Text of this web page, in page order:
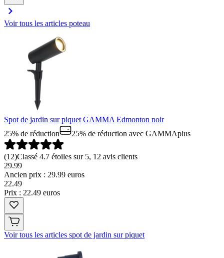
Voir tous les articles poteau
Spot de jardin sur piquet GAMMA Edmonton noir
25% de réduction
25% de réduction avec GAMMAplus
(12)Classé 4.7 étoiles sur 5, 12 avis clients
29.99
Ancien prix : 29.99 euros
22.49
Prix : 22.49 euros
Voir tous les articles spot de jardin sur piquet